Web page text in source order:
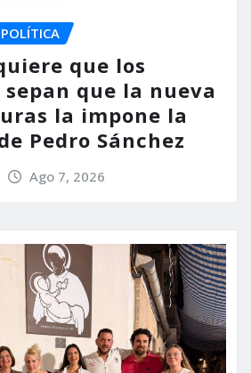
POLÍTICA
que los
que la nueva
la impone la
Pedro Sánchez
Ago 7, 2026